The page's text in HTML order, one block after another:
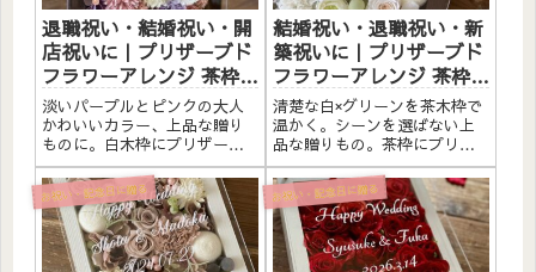
退職祝い・結婚祝い・開
店祝いに｜プリザーブド
フラワーアレンジ 茶枠
〈ピンクパープル白〉文
字入れ
淡いパープルとピンクの大人
かわいいカラー、上品な贈り
ものに。白木枠にプリザーブ
ドフラワーと造花をたっぷり
アレンジしました。アクリル
プレートへの白文字入れ無
料。自立するので壁かけでも
置き型でも飾れます。こんな
方へ退職祝い・感謝の贈りも
結婚祝い・退職祝い・新
築祝いに｜プリザーブド
フラワーアレンジ 茶枠
〈白グリーン〉文字入れ
清楚な白×グリーンを茶木枠で
温かく。シーンを選ばない上
品な贈りもの。茶枠にプリザ
ーブドフラワーと造花をたっ
ぷりアレンジしました。アク
リルプレートへのメッセージ
入れ無料。自立するので壁か
けでも置き型でも飾れます。
こんな方へ結婚祝い・新築祝
お祝い・記念日に贈る お祝い・記念日に贈る